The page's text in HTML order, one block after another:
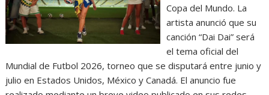
Copa del Mundo. La
artista anunció que su
canción “Dai Dai” será
el tema oficial del
Mundial de Futbol 2026, torneo que se disputará entre junio y
julio en Estados Unidos, México y Canadá. El anuncio fue